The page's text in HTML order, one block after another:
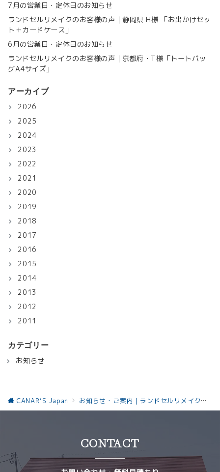
7月の営業日・定休日のお知らせ
ランドセルリメイクのお客様の声｜静岡県 H様 「お出かけセッ
ト＋カードケース」
6月の営業日・定休日のお知らせ
ランドセルリメイクのお客様の声｜京都府・T様「トートバッ
グA4サイズ」
アーカイブ
2026
2025
2024
2023
2022
2021
2020
2019
2018
2017
2016
2015
2014
2013
2012
2011
カテゴリー
お知らせ
CANAR’S Japan お知らせ・ご案内｜ランドセルリメイクと革製品の最新情報お知らせ
CONTACT